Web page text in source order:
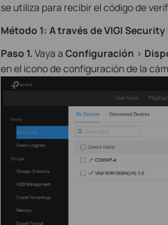
se utiliza para recibir el código de
Método 1: A través de VIGI
Paso 1. Vaya a Configuración >
en el icono de configuración de la